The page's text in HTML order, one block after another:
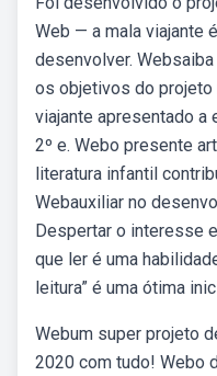
Web — a mala viajante
desenvolver.
os objetivos do projeto
viajante apresentado a
2º e. Webo presente
literatura infantil
Webauxiliar no
Despertar o interesse
que ler é uma
leitura” é uma ótima
Webum super projeto
2020 com tudo! Webo